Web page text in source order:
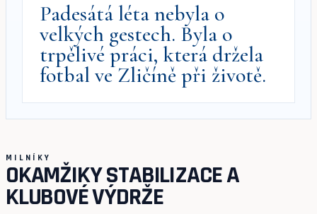
Padesátá léta nebyla o
velkých gestech. Byla o
trpělivé práci, která držela
fotbal ve Zličíně při životě.
MILNÍKY
OKAMŽIKY STABILIZACE A
KLUBOVÉ VÝDRŽE